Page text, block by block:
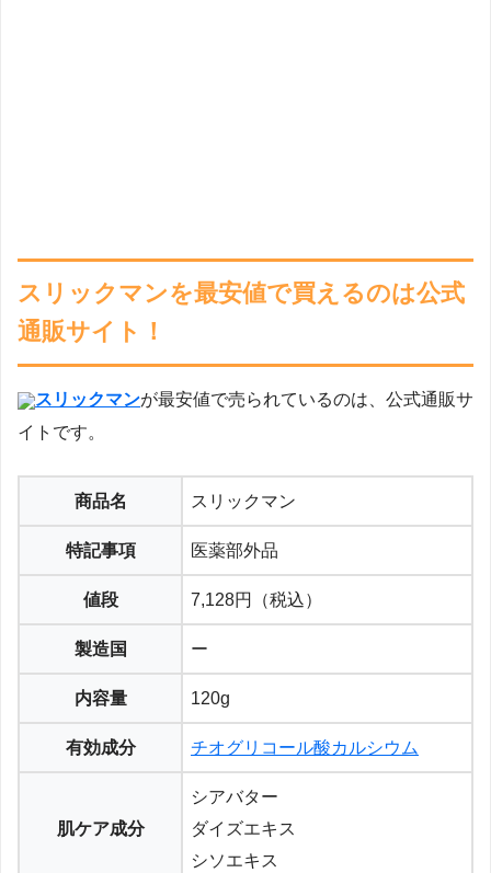
スリックマンを最安値で買えるのは公式
通販サイト！
スリックマンが最安値で売られているのは、公式通販サ
イトです。
商品名 スリックマン
特記事項 医薬部外品
値段 7,128円（税込）
製造国 ー
内容量 120g
有効成分 チオグリコール酸カルシウム
肌ケア成分
シアバター
ダイズエキス
シソエキス